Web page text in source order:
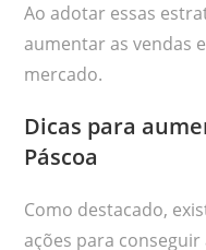
Ao adotar essas
aumentar as vendas
mercado.
Dicas para
Páscoa
Como destacado,
ações para